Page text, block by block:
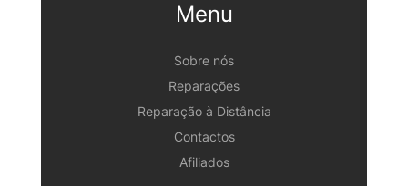
Menu
Sobre nós
Reparações
Reparação à Distância
Contactos
Afiliados